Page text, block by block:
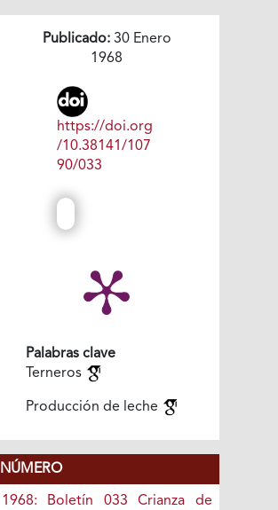
Publicado:30 Enero
1968
https://doi.org
/10.38141/107
90/033
Palabras clave
Terneros
Producción de leche
NÚMERO
1968: Boletín 033 Crianza de